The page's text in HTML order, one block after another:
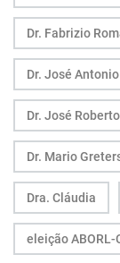
Dr. Fabrizio
Dr. José
Dr. José
Dr. Mario
Dra. Cláudia
eleição ABORL-